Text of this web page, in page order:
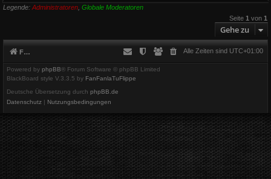
Legende: Administratoren Globale Moderatoren
Seite 1von 1
Gehe zu
Foren-Übersicht Alle Zeiten sind UTC+01:00
Powered by phpBB® Forum Software © phpBB Limited
BlackBoard style V.3.3.5 by FanFanlaTuFlippe
Deutsche Übersetzung durch phpBB.de
Datenschutz
Nutzungsbedingungen